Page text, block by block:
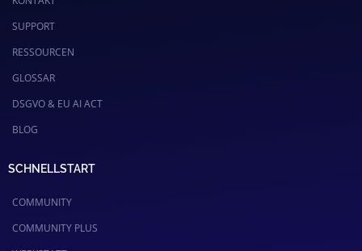
SUPPORT
RESSOURCEN
GLOSSAR
DSGVO & EU AI ACT
BLOG
SCHNELLSTART
COMMUNITY
COMMUNITY PLUS